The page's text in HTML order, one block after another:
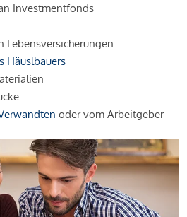
Investmentfonds
Lebensversicherungen
Häuslbauers
oder vom Arbeitgeber